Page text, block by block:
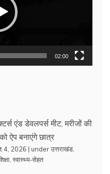
02:00
एंड डेवलपर्स मीट, मरीजों की
ऐप बनाएंगे छात्र
4, 2026 | underउत्तराखंड
स्वास्थ्य-सेहत